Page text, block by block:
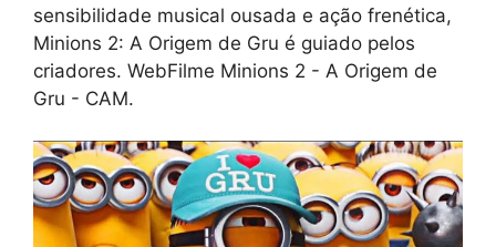
sensibilidade musical ousada e ação frenética,
Minions 2: A Origem de Gru é guiado pelos
criadores. WebFilme Minions 2 - A Origem de
Gru - CAM.